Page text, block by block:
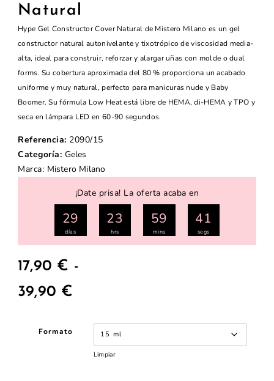
Natural
Hype Gel Constructor Cover Natural de Mistero Milano es un gel
constructor natural autonivelante y tixotrópico de viscosidad media-
alta, ideal para construir, reforzar y alargar uñas con molde o dual
forms. Su cobertura aproximada del 80 % proporciona un acabado
uniforme y muy natural, perfecto para manicuras nude y Baby
Boomer. Su fórmula Low Heat está libre de HEMA, di-HEMA y TPO y
seca en lámpara LED en 60-90 segundos.
Referencia: 2090/15
Categoría: Geles
Marca: Mistero Milano
¡Date prisa! La oferta acaba en
29
días
23
hrs
59
mins
41
segs
17,90 € -
39,90 €
Formato
Limpiar